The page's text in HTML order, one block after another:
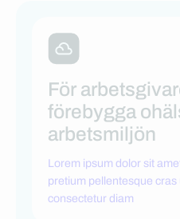
För
förebygga
arbetsmiljön
Lorem ipsum dolor sit
pretium pellentesque
consectetur diam